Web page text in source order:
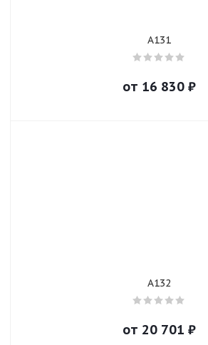
A131
от 16 830₽
A132
от 20 701 ₽